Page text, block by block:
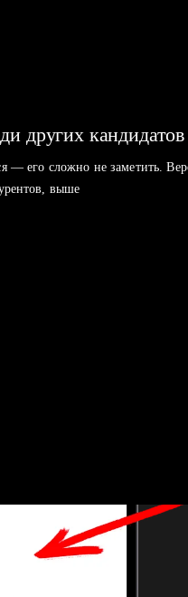
других кандидатов
— его сложно не заметить.
выше